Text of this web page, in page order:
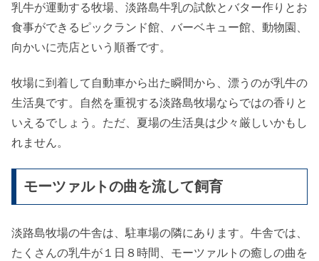
乳牛が運動する牧場、淡路島牛乳の試飲とバター作りとお
食事ができるピックランド館、バーベキュー館、動物園、
向かいに売店という順番です。
牧場に到着して自動車から出た瞬間から、漂うのが乳牛の
生活臭です。自然を重視する淡路島牧場ならではの香りと
いえるでしょう。ただ、夏場の生活臭は少々厳しいかもし
れません。
モーツァルトの曲を流して飼育
淡路島牧場の牛舎は、駐車場の隣にあります。牛舎では、
たくさんの乳牛が１日８時間、モーツァルトの癒しの曲を